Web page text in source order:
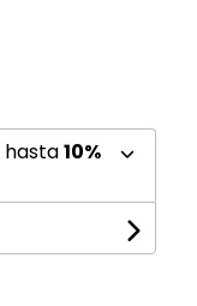
hasta10%